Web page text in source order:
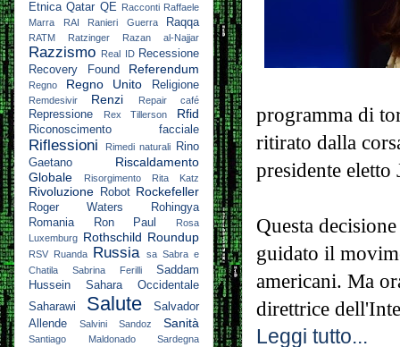
programma di
ritirato dalla
presidente eletto
Questa
guidato il
americani. Ma
direttrice
Leggi tutto...
Etnica Qatar QE Racconti Raffaele
Marra
RAI Ranieri Guerra Raqqa
RATM Ratzinger Razan al-Najjar
Razzismo Real ID Recessione
Recovery Found
Referendum
Regno Regno Unito Religione
Remdesivir Renzi Repair café
Repressione Rex Tillerson Rfid
Riconoscimento facciale
Riflessioni Rimedi naturali
Rino
Gaetano
Riscaldamento
Globale
Risorgimento Rita Katz
Rivoluzione Robot Rockefeller
Roger Waters
Rohingya
Romania
Ron Paul
Rosa
Luxemburg Rothschild Roundup
RSV Ruanda Russia sa Sabra e
Chatila
Sabrina Ferilli
Saddam
Hussein
Sahara Occidentale
Saharawi
Salute
Salvador
Allende
Salvini Sandoz Sanità
Santiago Maldonado Sardegna